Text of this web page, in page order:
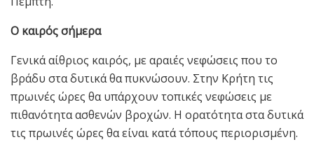
Ο καιρός σήμερα
Γενικά αίθριος καιρός, με αραιές νεφώσεις που το
βράδυ στα δυτικά θα πυκνώσουν. Στην Κρήτη τις
πρωινές ώρες θα υπάρχουν τοπικές νεφώσεις με
πιθανότητα ασθενών βροχών. Η ορατότητα στα δυτικά
τις πρωινές ώρες θα είναι κατά τόπους περιορισμένη.